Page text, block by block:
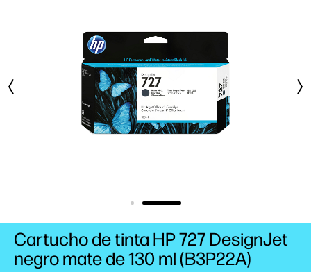
Cartucho de tinta HP 727 DesignJet
negro mate de 130 ml (B3P22A)